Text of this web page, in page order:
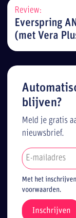
Review:
Everspring
(met Vera
blijven?
Meld je gratis
nieuwsbrief.
Met het
voorwaarden.